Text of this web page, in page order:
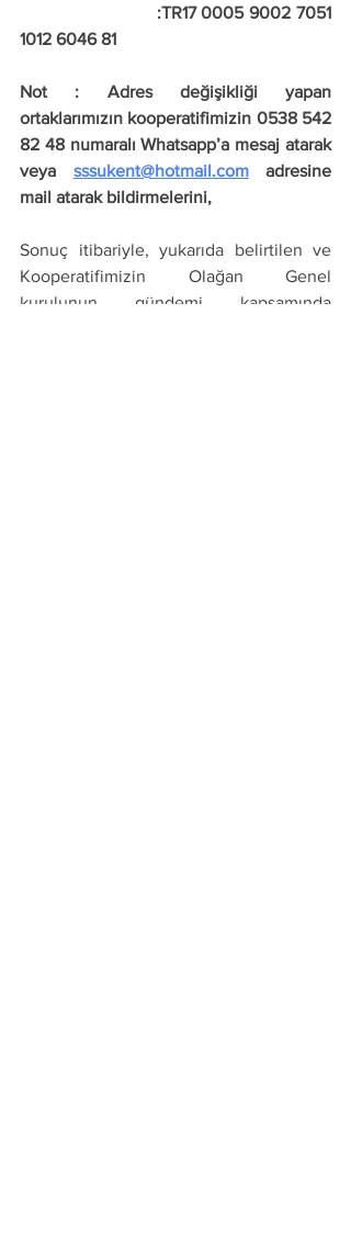
1012 6046 81
Not : Adres değişikliği yapan
ortaklarımızın kooperatifimizin 0538 542
82 48 numaralı Whatsapp’a mesaj atarak
veya sssukent@hotmail.com adresine
mail atarak bildirmelerini,
Sonuç itibariyle, yukarıda belirtilen ve
Kooperatifimizin Olağan Genel
kurulunun gündemi kapsamında